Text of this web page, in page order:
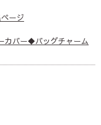
ージ
カバー◆バッグチャーム